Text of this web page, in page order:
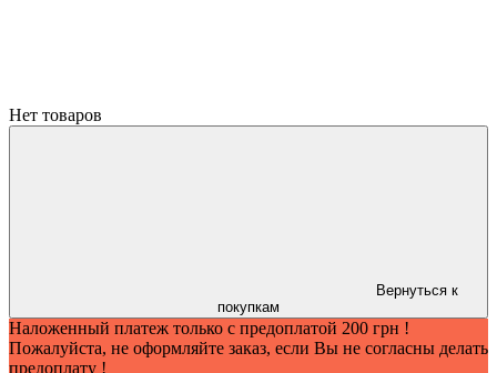
Нет товаров
Вернуться к
покупкам
Наложенный платеж только с предоплатой 200 грн !
Пожалуйста, не оформляйте заказ, если Вы не согласны делать
предоплату !